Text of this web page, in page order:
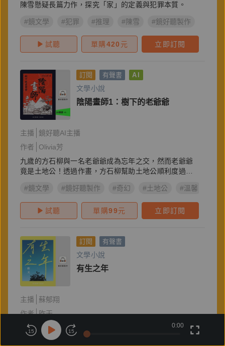
陳雪懸疑長篇力作，探究「家」的定義與犯罪本質。
#鏡文學 #犯罪 #推理 #陳雪 #鏡好聽製作
試聽 單購420 元 立即訂閱
訂閱 有聲書 AI
文學小說
陰陽畫師1：樹下的老爺爺
主播
鏡好聽AI主播
作者
Olivia芳
九歲的方石柳與一名老爺爺成為忘年之交，然而老爺爺
竟是土地公！透過作畫，方石柳幫助土地公順利度過劫
#鏡文學
#鏡好聽製作 #奇幻 #土地公 #溫馨
試聽 單購99元 立即訂閱
訂閱 有聲書
文學小說
有生之年
主播
蘇郁翔
作者 昨天
千萬別在青春時，戀上一個人。因為最初的悸動，將終
生敲打你心扉。
15 15
0:00